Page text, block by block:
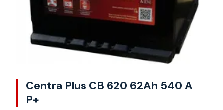
Centra Plus CB 620 62Ah 540 A
P+